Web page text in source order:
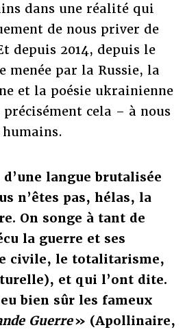
dans une réalité qui
de nous priver de
depuis 2014, depuis le
menée par la Russie, la
et la poésie ukrainienne
cela – à nous
langue brutalisée
n’êtes pas, hélas, la
On songe à tant de
la guerre et ses
civile, le totalitarisme,
et qui l’ont dite.
bien sûr les fameux
Guerre» (Apollinaire,